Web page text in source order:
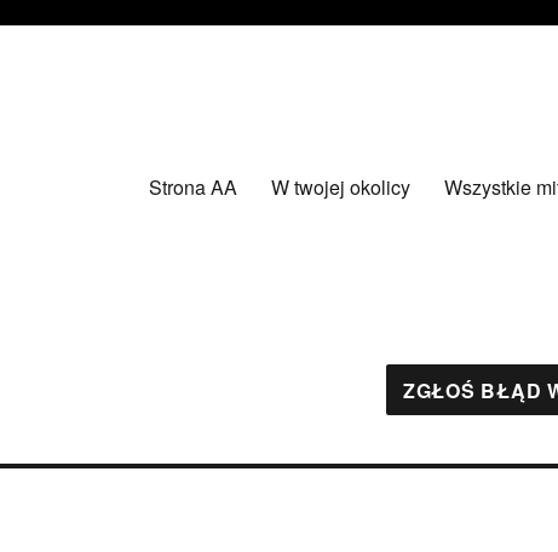
Strona AA W twojej okolicy Wszystkie
ZGŁOŚ BŁĄD